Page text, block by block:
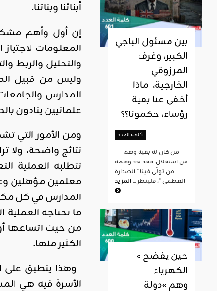
أبنائنا وبناتنا.
إن أول وأهم
المعلومات
والتحليل والربط
وليس من قبيل
المدارس
علمانيين ينادون
ومن الأمور التي
نتائج واضحة، ولا
تتطلبه العملية
معلمين مؤهلين
المدارس في كل
ما تحتاجه
من حيث اتساعها
الكثير منها.
وهذا ينطبق على
الأسرة فيه هي
بين مسئول الباجي
الكبير، وغرف
المرزوقي
الخارجية، ماذا
أخفى عنا بقية
رؤساء، حكمونا؟؟
كلمة العدد
من استقلال، فقد بدد وهمه
من تولّى فينا " الصدارة
العظمى "، فلينظر ...المزيد
« حين يفضح
الكهرباء
وهم »دولة